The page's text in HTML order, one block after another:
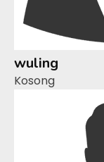
wuling
Kosong